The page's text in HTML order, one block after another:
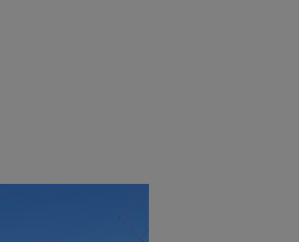
que les
la Danza